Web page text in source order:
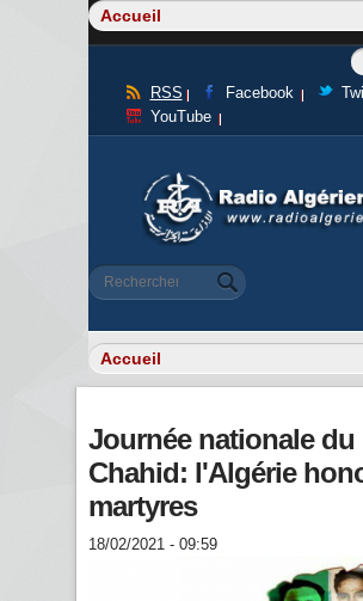
RSS Facebook
YouTube
Formulaire de
Rechercher
Journée nationale du
Chahid: l'Algérie
martyres
18/02/2021 - 09:59